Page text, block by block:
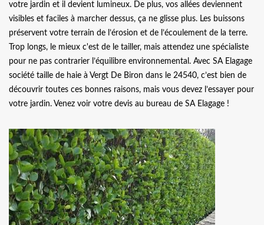
votre jardin et il devient lumineux. De plus, vos allées deviennent
visibles et faciles à marcher dessus, ça ne glisse plus. Les buissons
préservent votre terrain de l’érosion et de l’écoulement de la terre.
Trop longs, le mieux c'est de le tailler, mais attendez une spécialiste
pour ne pas contrarier l’équilibre environnemental. Avec SA Elagage
société taille de haie à Vergt De Biron dans le 24540, c’est bien de
découvrir toutes ces bonnes raisons, mais vous devez l’essayer pour
votre jardin. Venez voir votre devis au bureau de SA Elagage !